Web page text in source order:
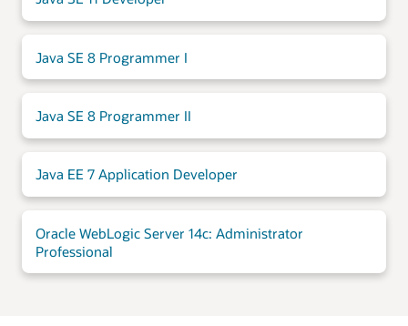
Java SE 8 Programmer I
Java SE 8 Programmer II
Java EE 7 Application Developer
Oracle WebLogic Server 14c: Administrator
Professional